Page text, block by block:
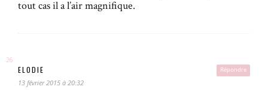
tout cas il a l’air magnifique.
Répondre
ELODIE
13 février 2015 à 20:32